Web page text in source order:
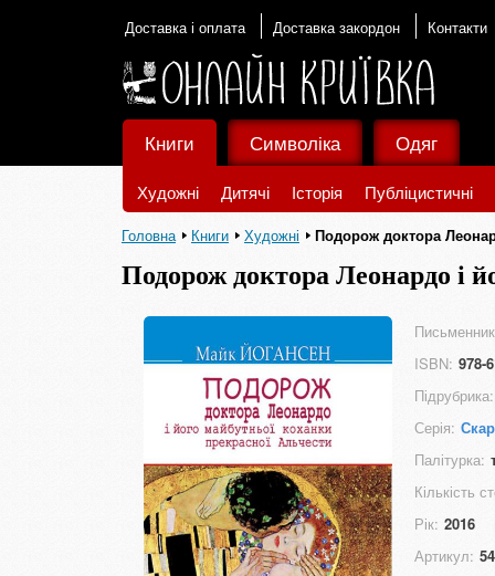
Доставка і оплата Доставка закордон Контакти
Книги
Художні Дитячі Історія Публіцистичні
Символіка Одяг
Головна Книги Художні Подорож доктора
Подорож доктора Леонардо і
ISBN: 978-
Підрубрика:
Серія:
Палітурка:
Кількість
Рік: 2016
Артикул: